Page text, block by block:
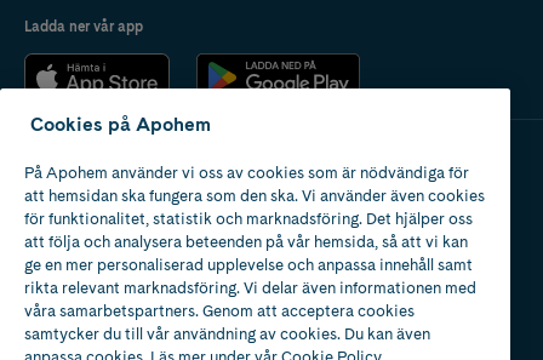
Ladda ner vår app
Apotek med tillstånd
av Läkemedelsverket
Cookies på Apohem
På Apohem använder vi oss av cookies som är nödvändiga för
att hemsidan ska fungera som den ska. Vi använder även cookies
för funktionalitet, statistik och marknadsföring. Det hjälper oss
att följa och analysera beteenden på vår hemsida, så att vi kan
ge en mer personaliserad upplevelse och anpassa innehåll samt
rikta relevant marknadsföring. Vi delar även informationen med
våra samarbetspartners. Genom att acceptera cookies
samtycker du till vår användning av cookies. Du kan även